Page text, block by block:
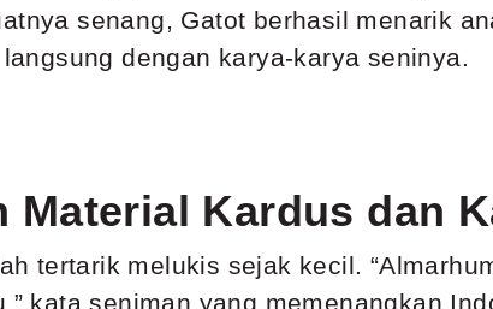
senang, Gatot berhasil menarik
dengan karya-karya seninya.
Material Kardus dan
tertarik melukis sejak kecil.
kata seniman yang memenangkan